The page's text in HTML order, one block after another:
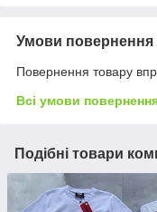
Умови повернення
Повернення товару
Всі умови
Подібні товари